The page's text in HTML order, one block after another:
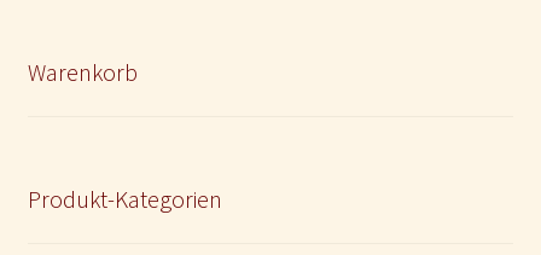
Warenkorb
Produkt-Kategorien